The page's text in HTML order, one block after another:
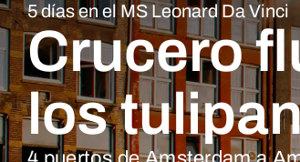
5 días en el MS Leonard Da Vinci
Crucero
los